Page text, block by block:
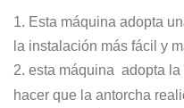
1. Esta máquina adopta
la instalación más fácil y
2. esta máquina adopta la
hacer que la antorcha